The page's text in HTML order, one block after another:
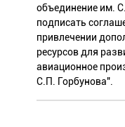
объединение им.
подписать
привлечении
ресурсов для
авиационное
С.П. Горбунова".